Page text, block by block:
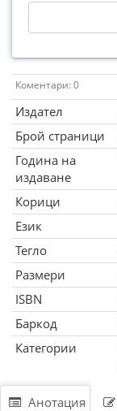
Коментари: 0
Издател
Брой страници
Година на
издаване
Корици
Език
Тегло
Размери
ISBN
Баркод
Категории
Анотация